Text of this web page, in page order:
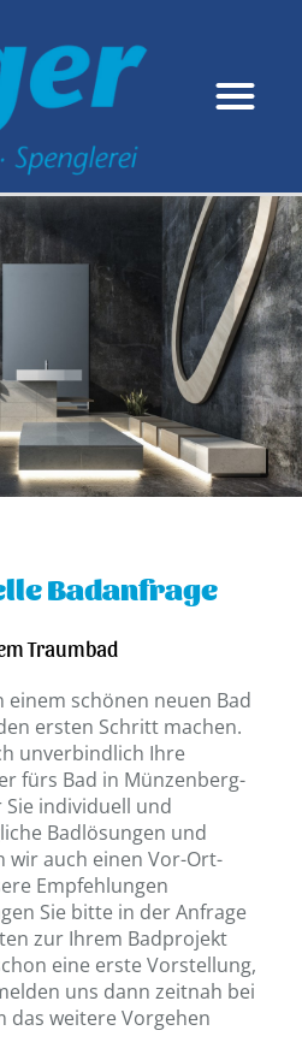
Badanfrage
Traumbad
einem schönen neuen Bad
ersten Schritt machen.
unverbindlich Ihre
fürs Bad in Münzenberg-
individuell und
Badlösungen und
wir auch einen Vor-Ort-
Empfehlungen
Sie bitte in der Anfrage
zur Ihrem Badprojekt
eine erste Vorstellung,
uns dann zeitnah bei
das weitere Vorgehen